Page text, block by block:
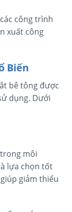
công trình
xuất công
Biến
bê tông được
dụng. Dưới
môi
lựa chọn tốt
giảm thiểu